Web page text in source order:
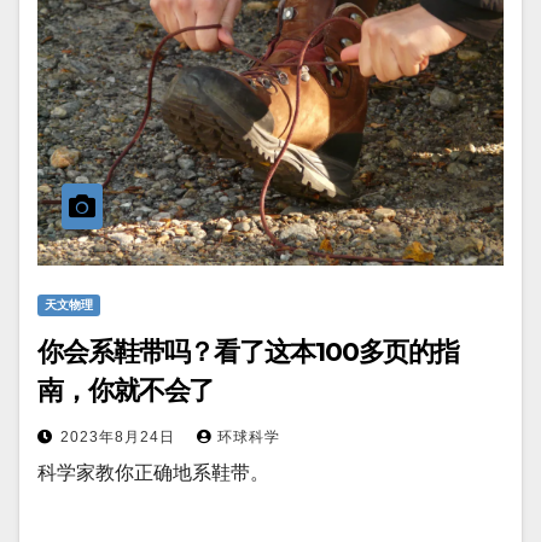
天文物理
你会系鞋带吗？看了这本100多页的指
南，你就不会了
2023年8月24日 环球科学
科学家教你正确地系鞋带。